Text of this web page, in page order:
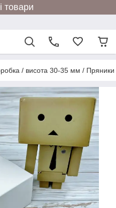
товари
/ висота 30-35 мм /